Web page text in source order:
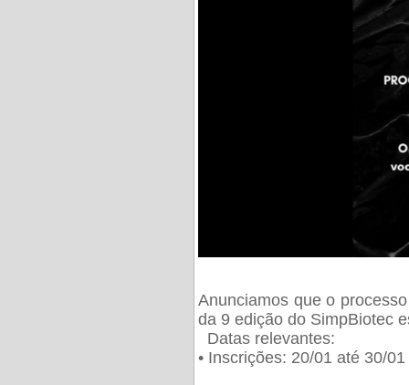
Anunciamos que o
da 9 edição do SimpBiotec
Datas relevantes:
• Inscrições: 20/01 até 30/01